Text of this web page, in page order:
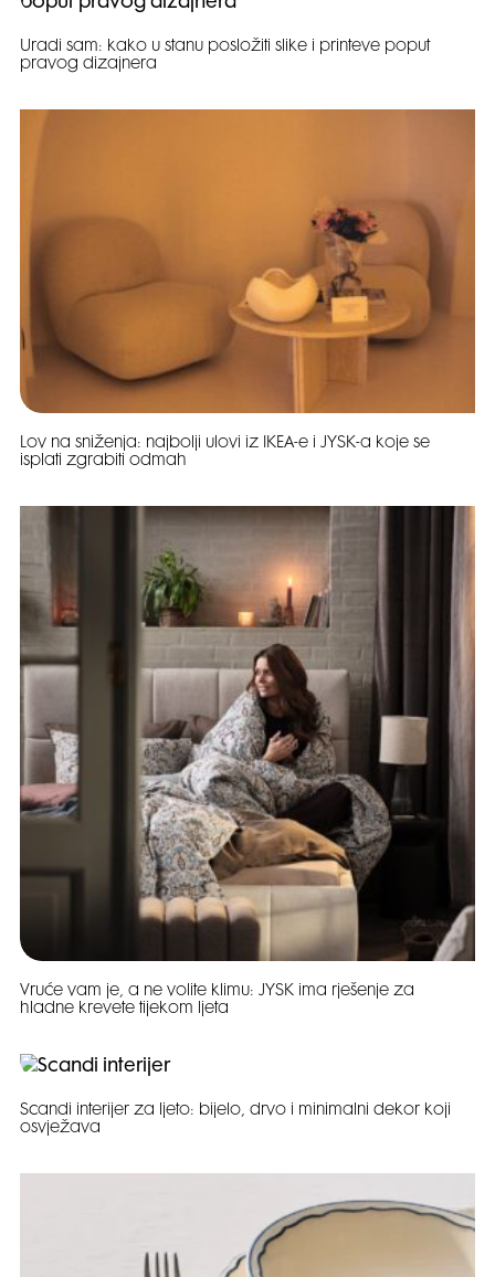
Uradi sam: kako u stanu posložiti slike i printeve poput
pravog dizajnera
Lov na sniženja: najbolji ulovi iz IKEA-e i JYSK-a koje se
isplati zgrabiti odmah
Vruće vam je, a ne volite klimu: JYSK ima rješenje za
hladne krevete tijekom ljeta
Scandi interijer za ljeto: bijelo, drvo i minimalni dekor koji
osvježava